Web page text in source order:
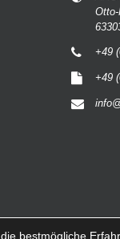
+49
+49
bestmögliche